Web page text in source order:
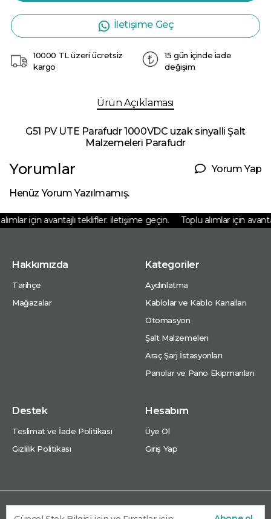
İletişime Geç
10000 TL üzeri ücretsiz
kargo
15 gün içinde iade
değişim
Ürün Açıklaması
G51 PV UTE Parafudr 1000VDC uzak sinyalli Şalt
Malzemeleri Parafudr
Yorumlar Yorum Yap
Henüz Yorum Yazılmamış.
için avantajlı teklifler. iletişime geçin. Toplu alımlar için
Hakkımızda
Tarihçe
Mağazalar
Kategoriler
Aydınlatma
Kablolar ve Kablo Kanalları
Otomasyon
Şalt Malzemeleri
Araç Şarj İstasyonları
Panolar ve Pano Ekipmanları
Destek
Teslimat ve İade Politikası
Gizlilik Politikası
Hesabım
Üye Ol
Giriş Yap